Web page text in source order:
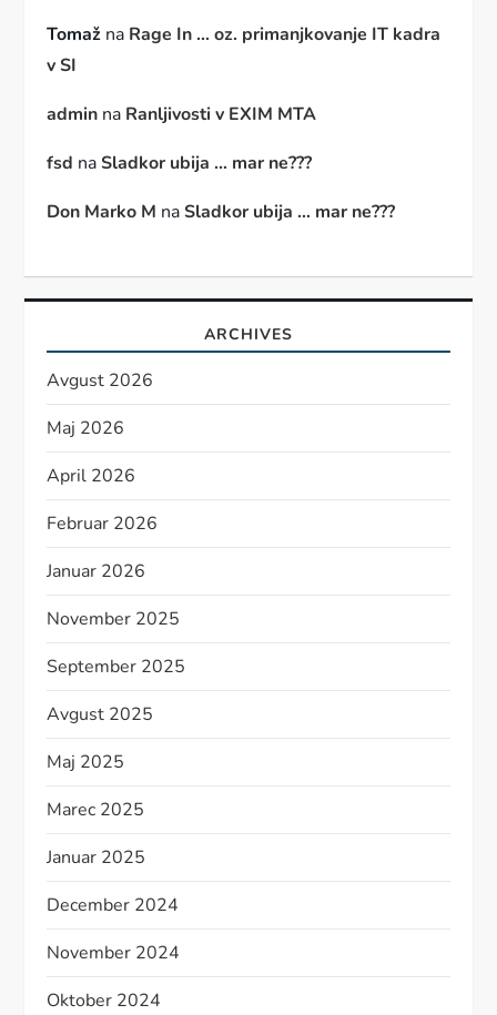
Tomaž na Rage In … oz. primanjkovanje IT kadra
v SI
admin na Ranljivosti v EXIM MTA
fsd naSladkor ubija … mar ne???
Don Marko M naSladkor ubija … mar ne???
ARCHIVES
Avgust 2026
Maj 2026
April 2026
Februar 2026
Januar 2026
November 2025
September 2025
Avgust 2025
Maj 2025
Marec 2025
Januar 2025
December 2024
November 2024
Oktober 2024